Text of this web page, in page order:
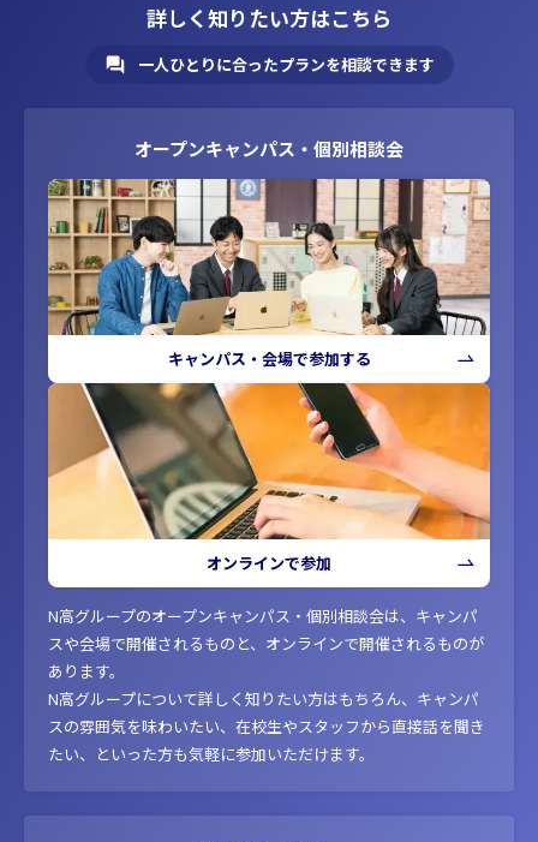
詳しく知りたい方はこちら
一人ひとりに合ったプランを相談できます
オープンキャンパス・個別相談会
キャンパス・会場で参加する
オンラインで参加
N高グループのオープンキャンパス・個別相談会は、キャンパ
スや会場で開催されるものと、オンラインで開催されるものが
あります。
N高グループについて詳しく知りたい方はもちろん、キャンパ
スの雰囲気を味わいたい、在校生やスタッフから直接話を聞き
たい、といった方も気軽に参加いただけます。